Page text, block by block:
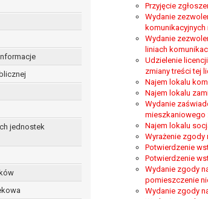
jednostek
Przyjęcie
Wydanie
komunikacyjnych
Wydanie
liniach
Udzielenie
zmiany treści tej
Najem lokalu
Najem lokalu
Wydanie
mieszkaniowego
Najem lokalu
Wyrażenie zgody
Potwierdzenie
Potwierdzenie
Wydanie zgody
pomieszczenie
Wydanie zgody
przetwarzanie odbywa się w sposób
wobec przetwarzania danych na
niezbędność przetwarzania do wykonania zadania
bądź
przetwarzania do celów wynikających z
związanych z Pani/Pana szczególną sytuacją.
ważnych prawnie uzasadnionych podstaw do
dochodzenia lub obrony roszczeń.
gdy przetwarzanie danych osobowych odbywa się
tej zgody w dowolnym momencie. Cofnięcie to
Panu prawo wniesienia skargi do organu
do wniesienia skargi jest Prezes Urzędu
sfery, w której przetwarzane są dane osobowe,